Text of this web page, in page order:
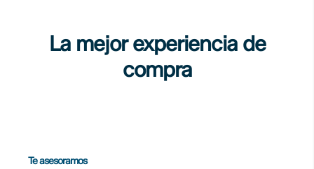
La mejor experiencia de
compra
Te asesoramos